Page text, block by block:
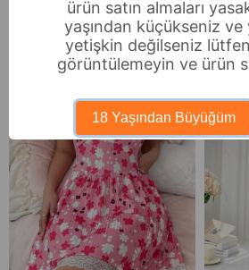
Benzer Ürünler
ürün satın almaları
yaşından küçükseniz ve
yetişkin değilseniz
görüntülemeyin ve ürün
18 Yaşından Büyüğüm